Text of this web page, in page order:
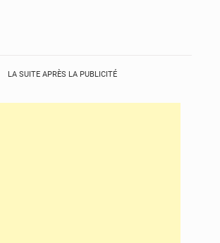
LA SUITE APRÈS LA PUBLICITÉ